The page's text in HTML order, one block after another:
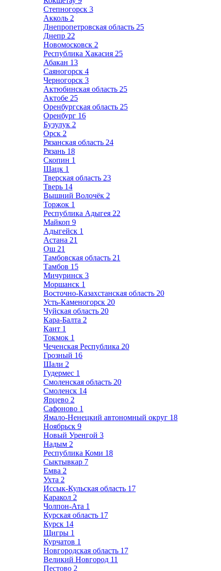
Степногорск 3
Акколь 2
Днепропетровская область 25
Днепр 22
Новомосковск 2
Республика Хакасия 25
Абакан 13
Саяногорск 4
Черногорск 3
Актюбинская область 25
Актобе 25
Оренбургская область 25
Оренбург 16
Бузулук 2
Орск 2
Рязанская область 24
Рязань 18
Скопин 1
Шацк 1
Тверская область 23
Тверь 14
Вышний Волочёк 2
Торжок 1
Республика Адыгея 22
Майкоп 9
Адыгейск 1
Астана 21
Ош 21
Тамбовская область 21
Тамбов 15
Мичуринск 3
Моршанск 1
Восточно-Казахстанская область 20
Усть-Каменогорск 20
Чуйская область 20
Кара-Балта 2
Кант 1
Токмок 1
Чеченская Республика 20
Грозный 16
Шали 2
Гудермес 1
Смоленская область 20
Смоленск 14
Ярцево 2
Сафоново 1
Ямало-Ненецкий автономный округ 18
Ноябрьск 9
Новый Уренгой 3
Надым 2
Республика Коми 18
Сыктывкар 7
Емва 2
Ухта 2
Иссык-Кульская область 17
Каракол 2
Чолпон-Ата 1
Курская область 17
Курск 14
Щигры 1
Курчатов 1
Новгородская область 17
Великий Новгород 11
Пестово 2